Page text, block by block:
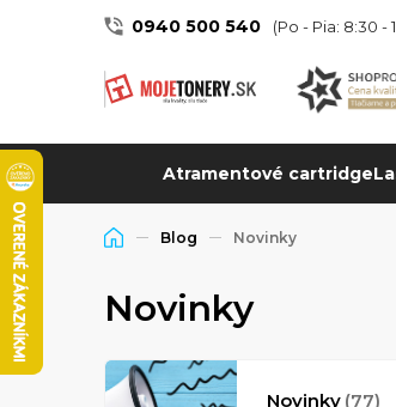
0940 500 540 (Po - Pia: 8:30 -
Atramentové cartridge
Blog Novinky
Novinky
Novinky (77)